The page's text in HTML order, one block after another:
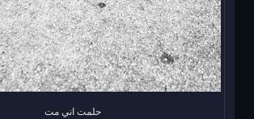
حلمت اني مت